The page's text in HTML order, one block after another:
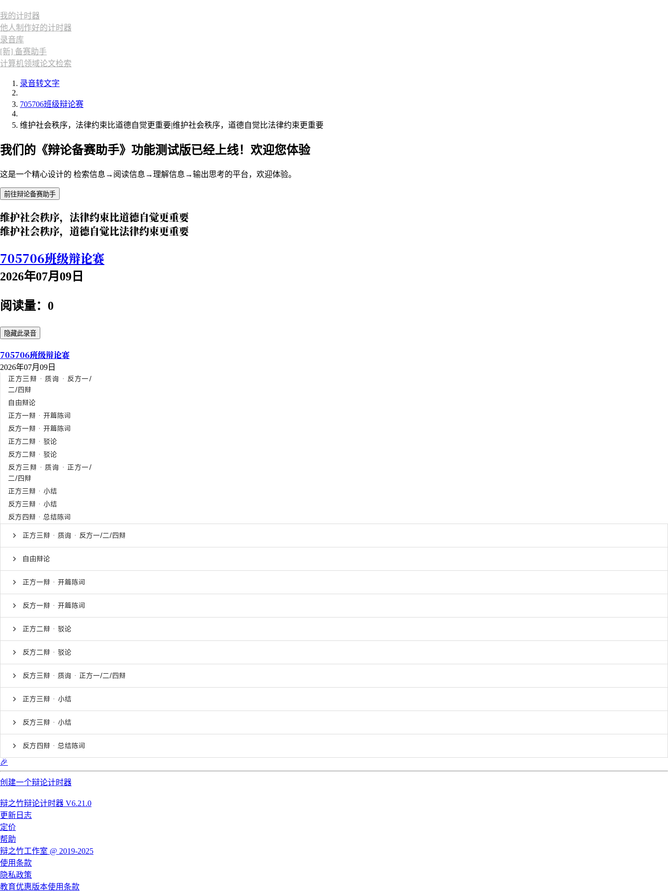
我的计时器
他人制作好的计时器
录音库
[新] 备赛助手
计算机领域论文检索
录音转文字
705706班级辩论赛
维护社会秩序，法律约束比道德自觉更重要|维护社会秩序，道德自觉比法律约束更重要
我们的《辩论备赛助手》功能测试版已经上线！欢迎您体验
这是一个精心设计的 检索信息→阅读信息→理解信息→输出思考的平台，欢迎体验。
前往辩论备赛助手
维护社会秩序，法律约束比道德自觉更重要
维护社会秩序，道德自觉比法律约束更重要
705706班级辩论赛
2026年07月09日
阅读量：0
隐藏此录音
705706班级辩论赛
2026年07月09日
正方三辩 · 质询 · 反方一/
二/四辩
自由辩论
正方一辩 · 开篇陈词
反方一辩 · 开篇陈词
正方二辩 · 驳论
反方二辩 · 驳论
反方三辩 · 质询 · 正方一/
二/四辩
正方三辩 · 小结
反方三辩 · 小结
反方四辩 · 总结陈词
正方三辩 · 质询 · 反方一/二/四辩
自由辩论
正方一辩 · 开篇陈词
反方一辩 · 开篇陈词
正方二辩 · 驳论
反方二辩 · 驳论
反方三辩 · 质询 · 正方一/二/四辩
正方三辩 · 小结
反方三辩 · 小结
反方四辩 · 总结陈词
🎉
创建一个辩论计时器
辩之竹辩论计时器 V6.21.0
更新日志
定价
帮助
辩之竹工作室 @ 2019-2025
使用条款
隐私政策
教育优惠版本使用条款